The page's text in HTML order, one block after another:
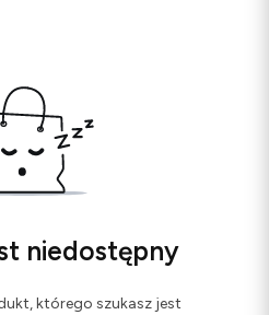
niedostępny
którego szukasz jest